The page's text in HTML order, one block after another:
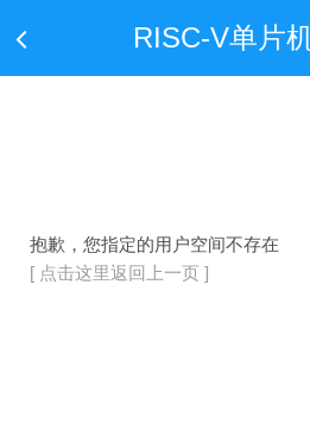
抱歉，您指定的用户空间不存在
[ 点击这里返回上一页 ]